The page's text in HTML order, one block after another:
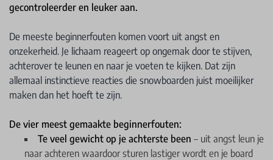
gecontroleerder en leuker aan.
De meeste beginnerfouten komen voort uit angst en
onzekerheid. Je lichaam reageert op ongemak door te stijven,
achterover te leunen en naar je voeten te kijken. Dat zijn
allemaal instinctieve reacties die snowboarden juist moeilijker
maken dan het hoeft te zijn.
De vier meest gemaakte beginnerfouten:
Te veel gewicht op je achterste been – uit angst leun je
naar achteren waardoor sturen lastiger wordt en je board